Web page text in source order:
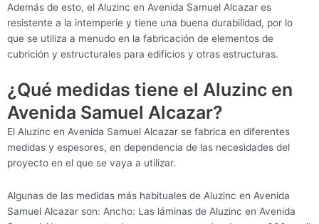
Además de esto, el Aluzinc en Avenida Samuel Alcazar es
resistente a la intemperie y tiene una buena durabilidad, por lo
que se utiliza a menudo en la fabricación de elementos de
cubrición y estructurales para edificios y otras estructuras.
¿Qué medidas tiene el Aluzinc en
Avenida Samuel Alcazar?
El Aluzinc en Avenida Samuel Alcazar se fabrica en diferentes
medidas y espesores, en dependencia de las necesidades del
proyecto en el que se vaya a utilizar.
Algunas de las medidas más habituales de Aluzinc en Avenida
Samuel Alcazar son: Ancho: Las láminas de Aluzinc en Avenida